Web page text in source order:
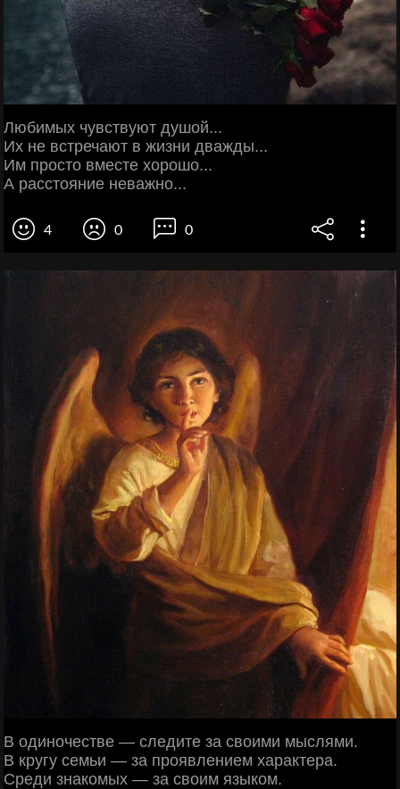
Любимых чувствуют душой...
Их не встречают в жизни дважды...
Им просто вместе хорошо...
А расстояние неважно...
4 0 0
В одиночестве — следите за своими мыслями.
В кругу семьи — за проявлением характера.
Среди знакомых — за своим языком.